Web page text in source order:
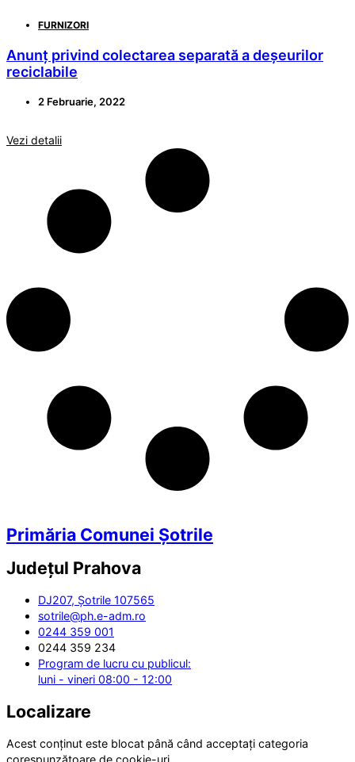
FURNIZORI
Anunț privind colectarea separată a deșeurilor
reciclabile
2 Februarie, 2022
Vezi detalii
Primăria Comunei Șotrile
Județul Prahova
DJ207, Șotrile 107565
sotrile@ph.e-adm.ro
0244 359 001
0244 359 234
Program de lucru cu publicul:
luni - vineri 08:00 - 12:00
Localizare
Acest conținut este blocat până când acceptați categoria
corespunzătoare de cookie-uri.